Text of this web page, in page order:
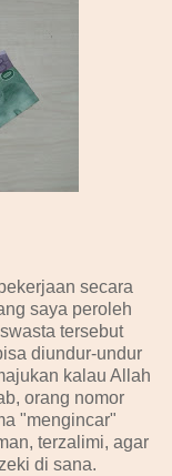
secara
saya peroleh
tersebut
diundur-undur
kalau Allah
orang nomor
"mengincar"
terzalimi, agar
di sana.